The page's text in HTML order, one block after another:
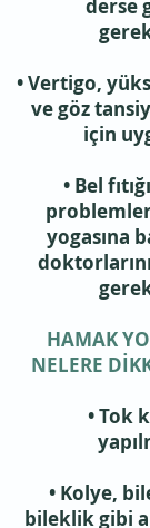
derse
• Vertigo,
ve göz
için
• Bel
yogasına
HAMAK
NELERE
• Tok
• Kolye,
bileklik gibi